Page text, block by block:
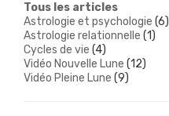
Tous les articles
Astrologie et psychologie (6)
Astrologie relationnelle (1)
Cycles de vie (4)
Vidéo Nouvelle Lune (12)
Vidéo Pleine Lune (9)